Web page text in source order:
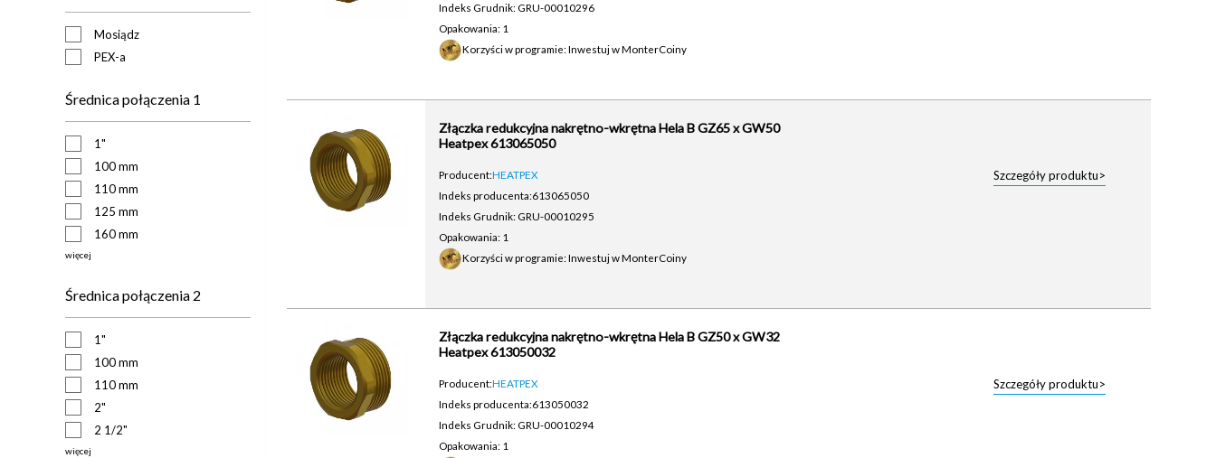
Mosiądz
PEX-a
Średnica połączenia 1
1"
100 mm
110 mm
125 mm
160 mm
więcej
Średnica połączenia 2
1"
100 mm
110 mm
2"
2 1/2"
więcej
Indeks Grudnik: GRU-00010296
Opakowania: 1
Korzyści w programie: Inwestuj w MonterCoiny
Złączka redukcyjna nakrętno-wkrętna Hela B GZ65 x GW50
Heatpex 613065050
Producent:HEATPEX
Indeks producenta:613065050
Indeks Grudnik: GRU-00010295
Opakowania: 1
Korzyści w programie: Inwestuj w MonterCoiny
Szczegóły produktu>
Złączka redukcyjna nakrętno-wkrętna Hela B GZ50 x GW32
Heatpex 613050032
Producent:HEATPEX
Indeks producenta:613050032
Indeks Grudnik: GRU-00010294
Opakowania: 1
Szczegóły produktu>